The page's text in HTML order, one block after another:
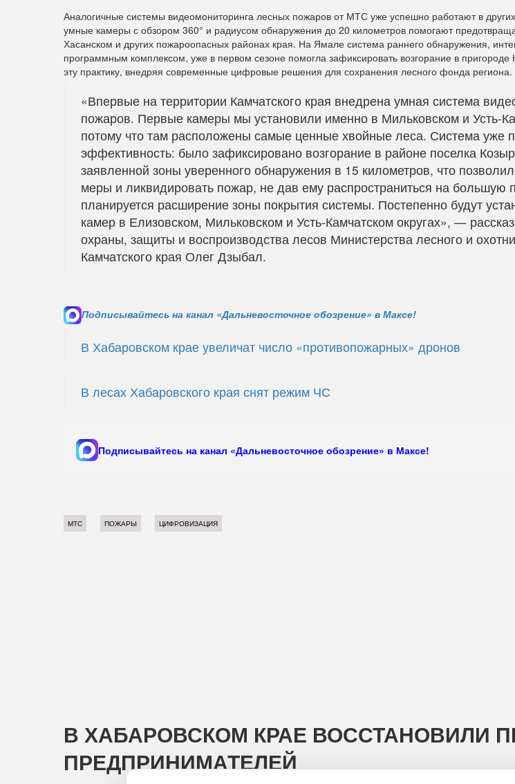
Аналогичные системы видеомониторинга лесных пожаров от МТС уже успешно работают в
умные камеры с обзором 360° и радиусом обнаружения до 20 километров помогают
Хасанском и других пожароопасных районах края. На Ямале система раннего обнаружения,
программным комплексом, уже в первом сезоне помогла зафиксировать возгорание в
эту практику, внедряя современные цифровые решения для сохранения лесного фонда региона.
«Впервые на территории Камчатского края внедрена умная система
пожаров. Первые камеры мы установили именно в Мильковском и Усть-
потому что там расположены самые ценные хвойные леса. Система уже
эффективность: было зафиксировано возгорание в районе поселка
заявленной зоны уверенного обнаружения в 15 километров, что
меры и ликвидировать пожар, не дав ему распространиться на большую
планируется расширение зоны покрытия системы. Постепенно будут
камер в Елизовском, Мильковском и Усть-Камчатском округах», —
охраны, защиты и воспроизводства лесов Министерства лесного и
Камчатского края Олег Дзыбал.
Подписывайтесь на канал «Дальневосточное обозрение» в Максе!
В Хабаровском крае увеличат число «противопожарных» дронов
В лесах Хабаровского края снят режим ЧС
Подписывайтесь на канал «Дальневосточное обозрение» в Максе!
МТС ПОЖАРЫ ЦИФРОВИЗАЦИЯ
В ХАБАРОВСКОМ КРАЕ ВОССТАНОВИЛИ
ПРЕДПРИНИМАТЕЛЕЙ